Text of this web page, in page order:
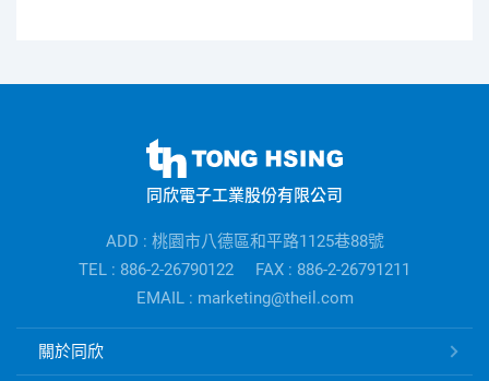
訊
同欣電子工業股份有限公司
ADD : 桃園市八德區和平路1125巷88號
TEL : 886-2-26790122
FAX : 886-2-26791211
EMAIL : marketing@theil.com
關於同欣